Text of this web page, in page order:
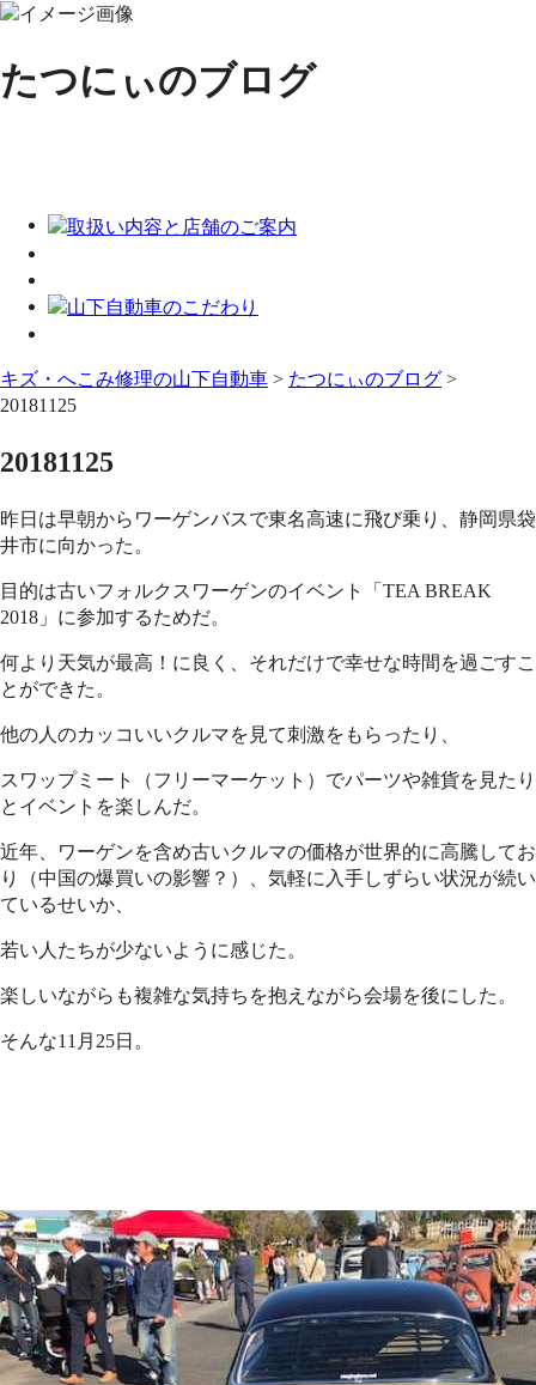
たつにぃのブログ
キズ・へこみ修理の山下自動車 > たつにぃのブログ >
20181125
20181125
昨日は早朝からワーゲンバスで東名高速に飛び乗り、静岡県袋
井市に向かった。
目的は古いフォルクスワーゲンのイベント「TEA BREAK
2018」に参加するためだ。
何より天気が最高！に良く、それだけで幸せな時間を過ごすこ
とができた。
他の人のカッコいいクルマを見て刺激をもらったり、
スワップミート（フリーマーケット）でパーツや雑貨を見たり
とイベントを楽しんだ。
近年、ワーゲンを含め古いクルマの価格が世界的に高騰してお
り（中国の爆買いの影響？）、気軽に入手しずらい状況が続い
ているせいか、
若い人たちが少ないように感じた。
楽しいながらも複雑な気持ちを抱えながら会場を後にした。
そんな11月25日。